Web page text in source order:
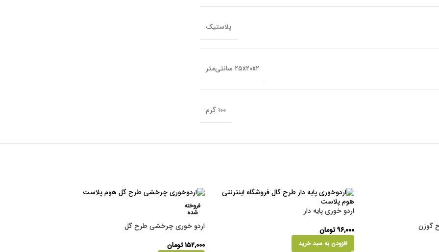
پلاستیک
۲۵x۲۰x۲ سانتی‌متر
۱۰۰ گرم
گوزن
اردو خوری پایه دار
۹۶,۰۰۰تومان
افزودن به سبد خرید
فروخته
شده
اردو خوری چرخشی طرح گل
۱۵۲,۰۰۰ تومان